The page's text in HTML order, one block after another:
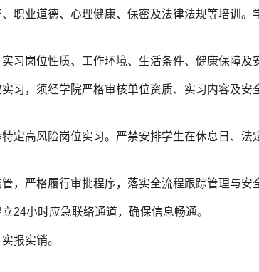
职业道德、心理健康、保密及法律法规等培训。
习岗位性质、工作环境、生活条件、健康保障及
习，须经学院严格审核单位资质、实习内容及安
定高风险岗位实习。严禁安排学生在休息日、法
，严格履行审批程序，落实全流程跟踪管理与安
24小时应急联络通道，确保信息畅通。
报实销。